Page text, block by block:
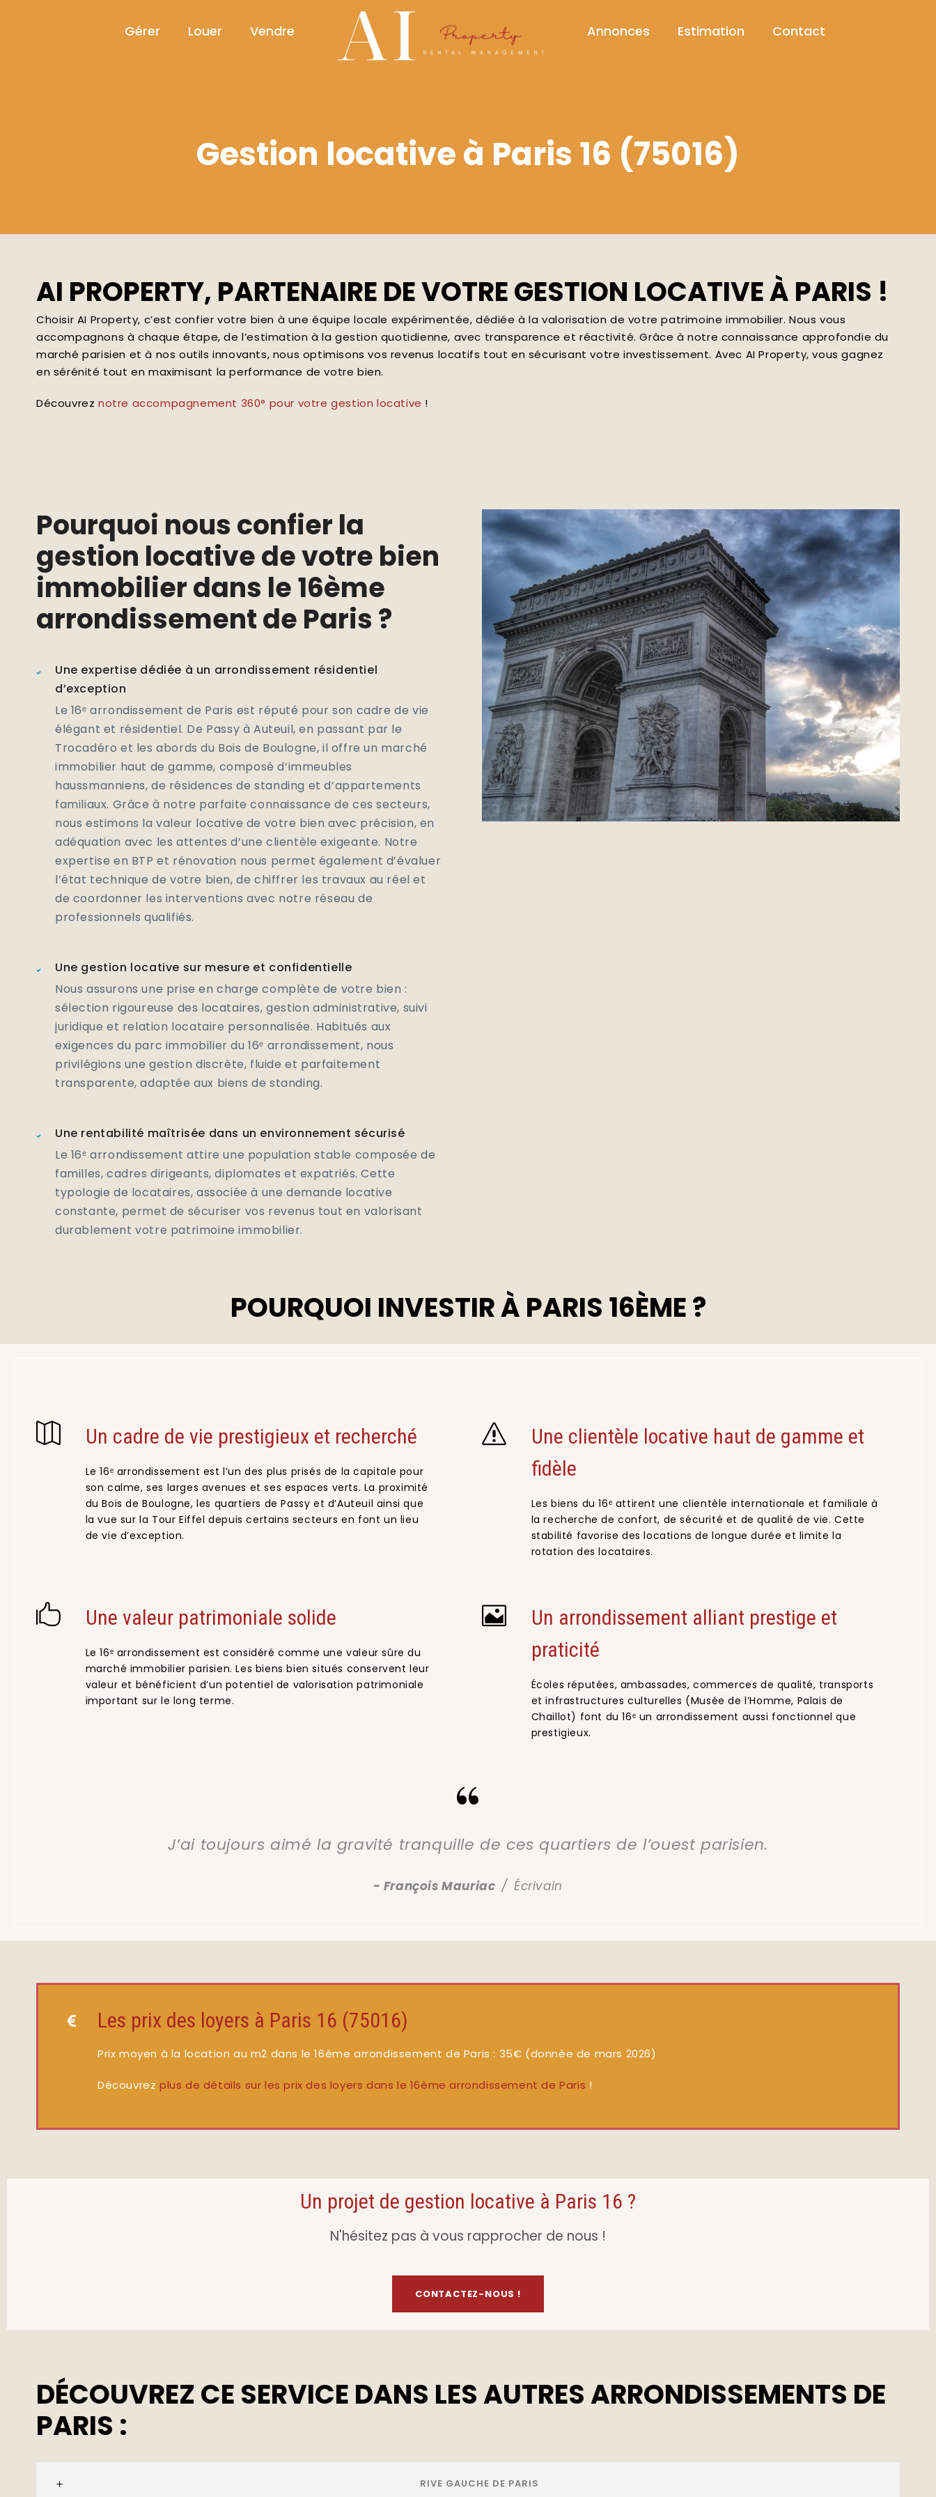
Gérer Louer Vendre Annonces Estimation Contact
Gestion locative à Paris 16 (75016)
AI PROPERTY, PARTENAIRE DE VOTRE GESTION LOCATIVE À PARIS !
Choisir AI Property, c’est confier votre bien à une équipe locale expérimentée, dédiée à la valorisation de votre patrimoine immobilier. Nous vous
accompagnons à chaque étape, de l’estimation à la gestion quotidienne, avec transparence et réactivité. Grâce à notre connaissance approfondie du
marché parisien et à nos outils innovants, nous optimisons vos revenus locatifs tout en sécurisant votre investissement. Avec AI Property, vous gagnez
en sérénité tout en maximisant la performance de votre bien.
Découvrez notre accompagnement 360° pour votre gestion locative !
Pourquoi nous confier la
gestion locative de votre bien
immobilier dans le 16ème
arrondissement de Paris ?
Une expertise dédiée à un arrondissement résidentiel
d’exception
Le 16ᵉ arrondissement de Paris est réputé pour son cadre de vie
élégant et résidentiel. De Passy à Auteuil, en passant par le
Trocadéro et les abords du Bois de Boulogne, il offre un marché
immobilier haut de gamme, composé d’immeubles
haussmanniens, de résidences de standing et d’appartements
familiaux. Grâce à notre parfaite connaissance de ces secteurs,
nous estimons la valeur locative de votre bien avec précision, en
adéquation avec les attentes d’une clientèle exigeante. Notre
expertise en BTP et rénovation nous permet également d’évaluer
l’état technique de votre bien, de chiffrer les travaux au réel et
de coordonner les interventions avec notre réseau de
professionnels qualifiés.
Une gestion locative sur mesure et confidentielle
Nous assurons une prise en charge complète de votre bien :
sélection rigoureuse des locataires, gestion administrative, suivi
juridique et relation locataire personnalisée. Habitués aux
exigences du parc immobilier du 16ᵉ arrondissement, nous
privilégions une gestion discrète, fluide et parfaitement
transparente, adaptée aux biens de standing.
Une rentabilité maîtrisée dans un environnement sécurisé
Le 16ᵉ arrondissement attire une population stable composée de
familles, cadres dirigeants, diplomates et expatriés. Cette
typologie de locataires, associée à une demande locative
constante, permet de sécuriser vos revenus tout en valorisant
durablement votre patrimoine immobilier.
POURQUOI INVESTIR À PARIS 16ÈME ?
Un cadre de vie prestigieux et recherché
Le 16ᵉ arrondissement est l’un des plus prisés de la capitale pour
son calme, ses larges avenues et ses espaces verts. La proximité
du Bois de Boulogne, les quartiers de Passy et d’Auteuil ainsi que
la vue sur la Tour Eiffel depuis certains secteurs en font un lieu
de vie d’exception.
Une clientèle locative haut de gamme et
fidèle
Les biens du 16ᵉ attirent une clientèle internationale et familiale à
la recherche de confort, de sécurité et de qualité de vie. Cette
stabilité favorise des locations de longue durée et limite la
rotation des locataires.
Une valeur patrimoniale solide
Le 16ᵉ arrondissement est considéré comme une valeur sûre du
marché immobilier parisien. Les biens bien situés conservent leur
valeur et bénéficient d’un potentiel de valorisation patrimoniale
important sur le long terme.
Un arrondissement alliant prestige et
praticité
Écoles réputées, ambassades, commerces de qualité, transports
et infrastructures culturelles (Musée de l’Homme, Palais de
Chaillot) font du 16ᵉ un arrondissement aussi fonctionnel que
prestigieux.
“
J’ai toujours aimé la gravité tranquille de ces quartiers de l’ouest parisien.
François Mauriac Écrivain
Les prix des loyers à Paris 16 (75016)
Prix moyen à la location au m2 dans le 16ème arrondissement de Paris : 35€ (donnée de mars 2026)
Découvrez plus de détails sur les prix des loyers dans le 16ème arrondissement de Paris !
Un projet de gestion locative à Paris 16 ?
N'hésitez pas à vous rapprocher de nous !
CONTACTEZ-NOUS !
DÉCOUVREZ CE SERVICE DANS LES AUTRES ARRONDISSEMENTS DE
PARIS :
RIVE GAUCHE DE PARIS